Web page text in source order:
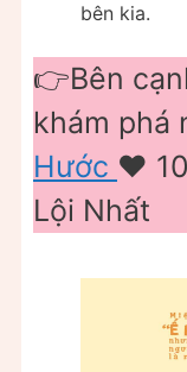
bên kia.
👉Bên
khám phá
Hước ❤️
Lội Nhất